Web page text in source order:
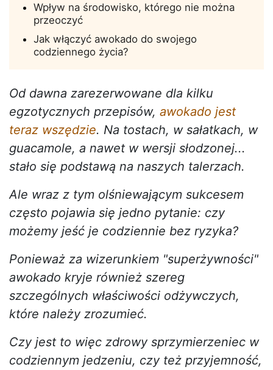
Wpływ na środowisko, którego nie można
przeoczyć
Jak włączyć awokado do swojego
codziennego życia?
Od dawna zarezerwowane dla kilku
egzotycznych przepisów, awokado jest
teraz wszędzie. Na tostach, w sałatkach, w
guacamole, a nawet w wersji słodzonej...
stało się podstawą na naszych talerzach.
Ale wraz z tym olśniewającym sukcesem
często pojawia się jedno pytanie: czy
możemy jeść je codziennie bez ryzyka?
Ponieważ za wizerunkiem "superżywności"
awokado kryje również szereg
szczególnych właściwości odżywczych,
które należy zrozumieć.
Czy jest to więc zdrowy sprzymierzeniec w
codziennym jedzeniu, czy też przyjemność,